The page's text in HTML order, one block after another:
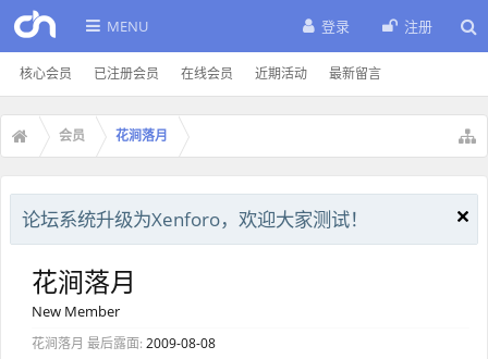
MENU
核心会员 已注册会员 在线会员 近期活动 最新留言
登录 注册
会员 花涧落月
论坛系统升级为Xenforo，欢迎大家测试！
花涧落月
New Member
花涧落月 最后露面: 2009-08-08